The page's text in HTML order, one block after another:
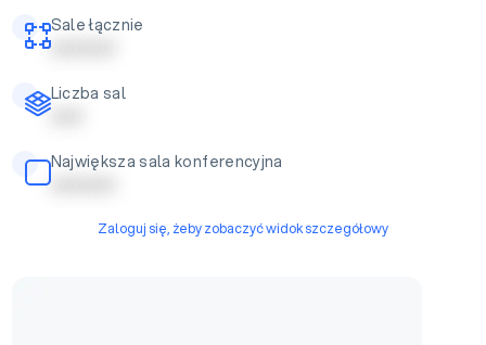
Sale łącznie
| | | | | | | | | |
Liczba sal
| | | | |
Największa sala konferencyjna
| | | | | | | | | |
Zaloguj się, żeby zobaczyć widok szczegółowy